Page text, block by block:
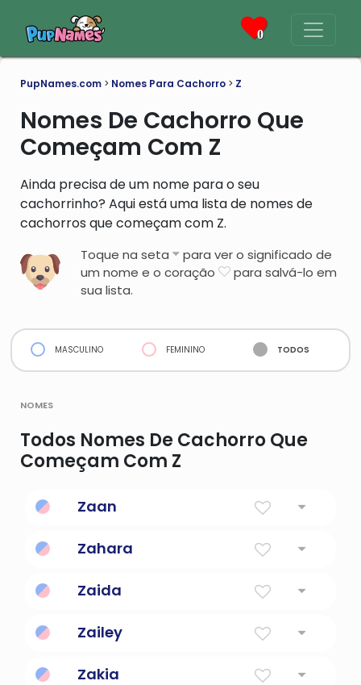
0
PupNames.com > Nomes Para Cachorro > Z
Nomes De Cachorro Que
Começam Com Z
Ainda precisa de um nome para o seu
cachorrinho? Aqui está uma lista de nomes de
cachorros que começam com Z.
Toque na seta
para ver o significado de
um nome e o coração
para salvá-lo em
sua lista.
masculino feminino todos
nomes
Todos Nomes De Cachorro Que
Começam Com Z
Zaan
Zahara
Zaida
Zailey
Zakia